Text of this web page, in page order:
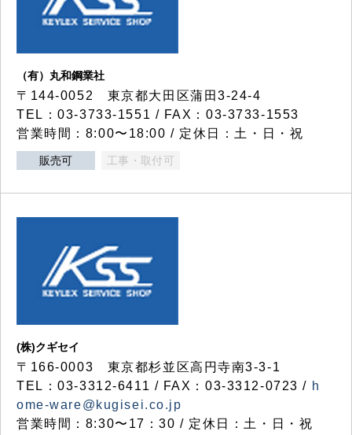
（有）丸和鋼業社
〒144-0052 東京都大田区蒲田3-24-4
TEL：03-3733-1551 / FAX：03-3733-1553
営業時間：8:00〜18:00 / 定休日：土・日・祝
販売可 工事・取付可
(株)クギセイ
〒166-0003 東京都杉並区高円寺南3-3-1
TEL：03-3312-6411 / FAX：03-3312-0723 / h
ome-ware@kugisei.co.jp
営業時間：8:30〜17：30 / 定休日：土・日・祝